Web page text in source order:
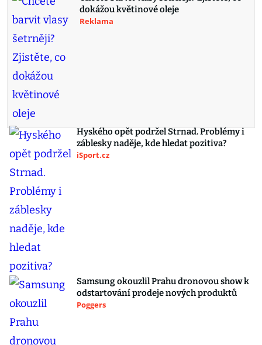
dokážou květinové oleje
Reklama
Hyského opět podržel Strnad. Problémy i
záblesky naděje, kde hledat pozitiva?
iSport.cz
Samsung okouzlil Prahu dronovou show k
odstartování prodeje nových produktů
Poggers